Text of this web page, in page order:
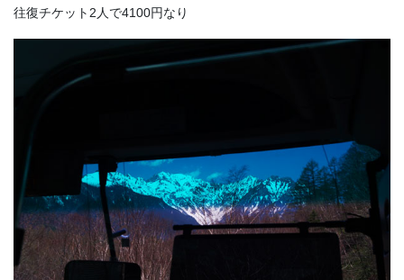
往復チケット2人で4100円なり